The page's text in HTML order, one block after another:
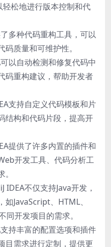
松地进行版本控制和代
多种代码重构工具，可以
质量和可维护性。
以自动检测和修复代码中
码重构建议，帮助开发者
支持自定义代码模板和片
结构和代码片段，提高开
提供了许多内置的插件和
开发工具、代码分析工
不仅支持Java开发，
JavaScript、HTML、
同开发项目的需求。
持丰富的配置选项和插件
目需求进行定制，提供更